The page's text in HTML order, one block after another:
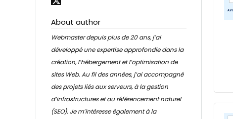
About author
Webmaster depuis plus de 20 ans, j’ai
développé une expertise approfondie dans la
création, l’hébergement et l’optimisation de
sites Web. Au fil des années, j’ai accompagné
des projets liés aux serveurs, à la gestion
d’infrastructures et au référencement naturel
(SEO). Je m’intéresse également à la